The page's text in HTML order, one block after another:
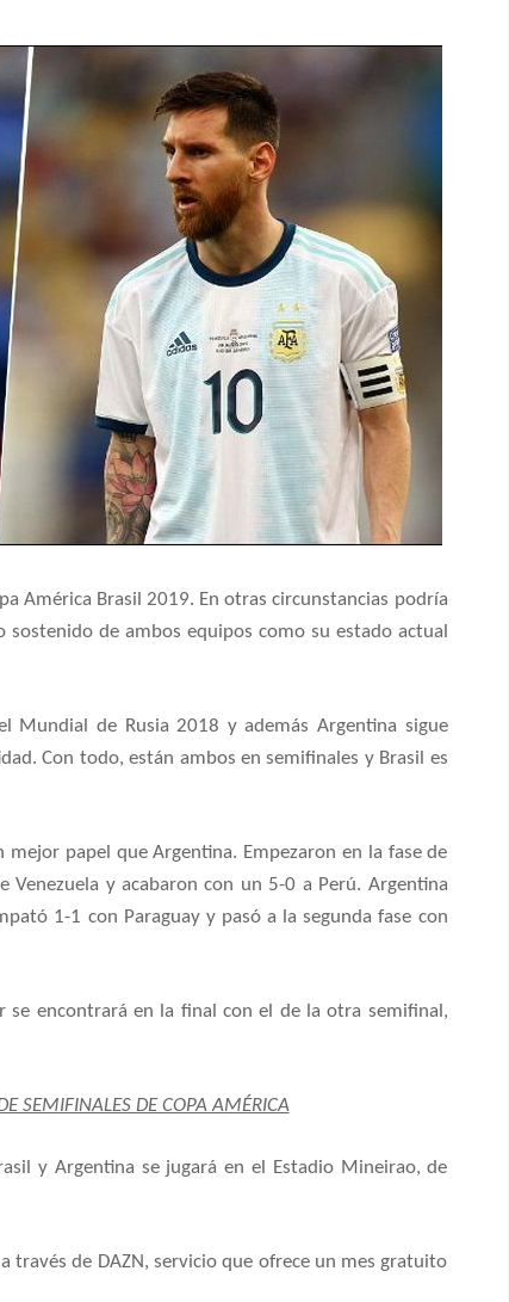
América Brasil 2019. En otras circunstancias podría
de ambos equipos como su estado actual
de Rusia 2018 y además Argentina sigue
Con todo, están ambos en semifinales y Brasil es
papel que Argentina. Empezaron en la fase de
y acabaron con un 5-0 a Perú. Argentina
1-1 con Paraguay y pasó a la segunda fase con
se encontrará en la final con el de la otra semifinal,
SEMIFINALES DE COPA AMÉRICA
y Argentina se jugará en el Estadio Mineirao, de
través de DAZN, servicio que ofrece un mes gratuito